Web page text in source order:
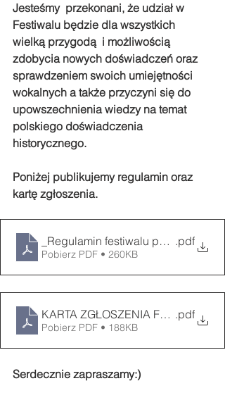
Jesteśmy  przekonani, że udział w
Festiwalu będzie dla wszystkich
wielką przygodą  i możliwością
zdobycia nowych doświadczeń oraz
sprawdzeniem swoich umiejętności
wokalnych a także przyczyni się do
upowszechnienia wiedzy na temat
polskiego doświadczenia
historycznego.
Poniżej publikujemy regulamin oraz
kartę zgłoszenia.
_Regulamin festiwalu patriotycznego
.pdf
Pobierz PDF • 260KB
KARTA ZGŁOSZENIA Festiwal
.pdf
Pobierz PDF • 188KB
Serdecznie zapraszamy:)